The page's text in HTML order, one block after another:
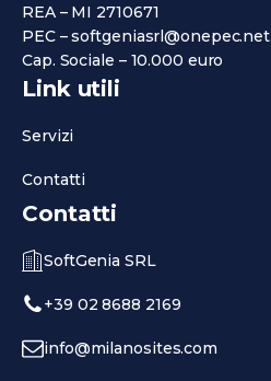
REA – MI 2710671
PEC – softgeniasrl@onepec.net
Cap. Sociale – 10.000 euro
Link utili
Servizi
Contatti
Contatti
SoftGenia SRL
+39 02 8688 2169
info@milanosites.com